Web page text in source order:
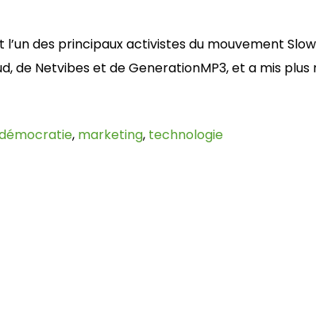
des principaux activistes du mouvement
de Netvibes et de GenerationMP3, et a mis
, marketing, technologie